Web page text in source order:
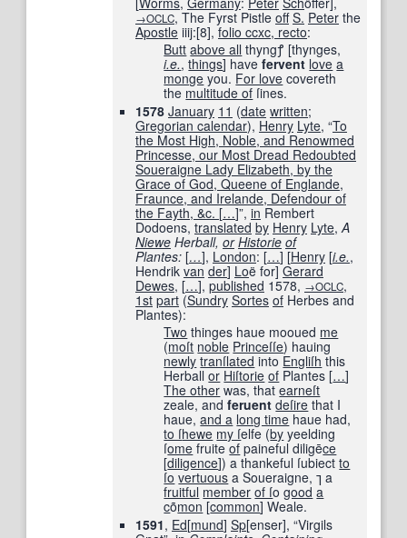
→OCLC, The Fyrst Pistle off S. Peter the
Apostle iiij:[8], folio ccxc, recto:
Butt above all thyngꝭ [thynges,
i.e.,things] havefervent love a
monge you. For love covereth
the multitude of ſines.
1578 January 11 (date written;
Gregorian calendar), Henry Lyte, “To
the Most High, Noble, and Renowmed
Princesse, our Most Dread Redoubted
Soueraigne Lady Elizabeth, by the
Grace of God, Queene of Englande,
Fraunce, and Irelande, Defendour of
the Fayth, &c. […]”, in Rembert
Dodoens, translated by Henry Lyte,A
Niewe Herball, or Historie of
Plantes: […], London: […] [Henry [i.e.,
Hendrik van der] Loë for] Gerard
Dewes, […], published 1578, →OCLC,
1st part (Sundry Sortes of Herbes and
Plantes):
Two thinges haue mooued me
(moſt noble Princeſſe) hauing
newly tranſlated into Engliſh this
Herballor Hiſtorie of Plantes […]
The other was, thatearneſt
zeale, andferuent deſire that I
haue,and a long time haue had,
to ſhewe my ſelfe (by yeelding
ſome fruiteof paineful diligēce
[diligence]) a thankeful ſubiectto
ſo vertuous a Soueraigne, ⁊ a
fruitful member of ſogood a
cõmon [common] Weale.
1591, Ed[mund] Sp[enser], “Virgils